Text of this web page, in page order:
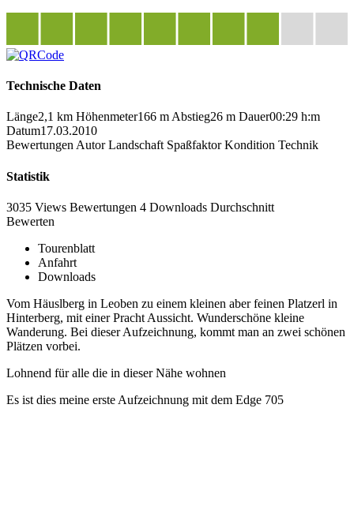
Technische Daten
Länge2,1 km Höhenmeter166 m Abstieg26 m Dauer00:29 h:m
Datum17.03.2010
Bewertungen Autor Landschaft Spaßfaktor Kondition Technik
Statistik
3035 Views Bewertungen 4 Downloads Durchschnitt
Bewerten
Tourenblatt
Anfahrt
Downloads
Vom Häuslberg in Leoben zu einem kleinen aber feinen Platzerl in
Hinterberg, mit einer Pracht Aussicht. Wunderschöne kleine
Wanderung. Bei dieser Aufzeichnung, kommt man an zwei schönen
Plätzen vorbei.
Lohnend für alle die in dieser Nähe wohnen
Es ist dies meine erste Aufzeichnung mit dem Edge 705